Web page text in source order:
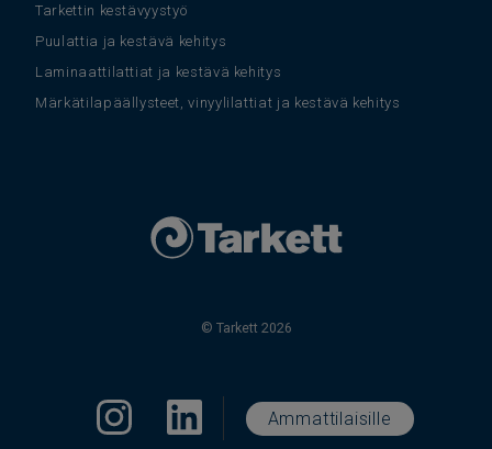
Tarkettin kestävyystyö
Puulattia ja kestävä kehitys
Laminaattilattiat ja kestävä kehitys
Märkätilapäällysteet, vinyylilattiat ja kestävä kehitys
© Tarkett 2026
Ammattilaisille